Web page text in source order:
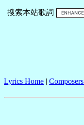
搜索本站歌詞
Lyrics Home |